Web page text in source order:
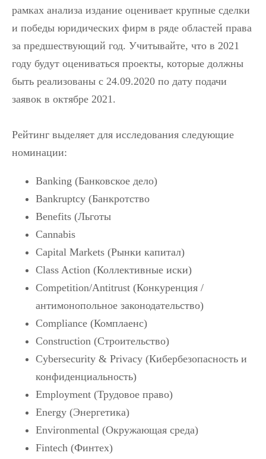
рамках анализа издание оценивает крупные сделки
и победы юридических фирм в ряде областей права
за предшествующий год. Учитывайте, что в 2021
году будут оцениваться проекты, которые должны
быть реализованы с 24.09.2020 по дату подачи
заявок в октябре 2021.
Рейтинг выделяет для исследования следующие
номинации:
Banking (Банковское дело)
Bankruptcy (Банкротство
Benefits (Льготы
Cannabis
Capital Markets (Рынки капитал)
Class Action (Коллективные иски)
Competition/Antitrust (Конкуренция /
антимонопольное законодательство)
Compliance (Комплаенс)
Construction (Строительство)
Cybersecurity & Privacy (Кибербезопасность и
конфиденциальность)
Employment (Трудовое право)
Energy (Энергетика)
Environmental (Окружающая среда)
Fintech (Финтех)